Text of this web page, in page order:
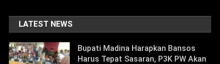
LATEST NEWS
Bupati Madina Harapkan Bansos
Harus Tepat Sasaran, P3K PW Akan